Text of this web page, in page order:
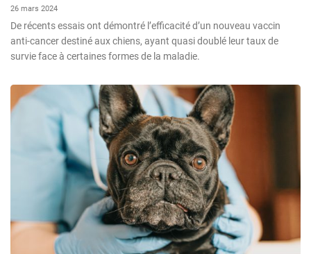
26 mars 2024
De récents essais ont démontré l’efficacité d’un nouveau vaccin
anti-cancer destiné aux chiens, ayant quasi doublé leur taux de
survie face à certaines formes de la maladie.